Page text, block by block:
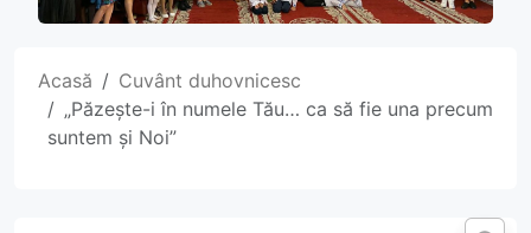
Acasă
Cuvânt duhovnicesc
„Păzește-i în numele Tău… ca să fie una precum
suntem și Noi”